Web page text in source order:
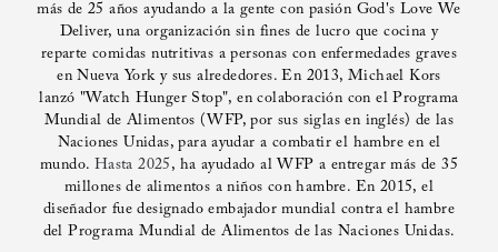
más de 25 años ayudando a la gente con pasión God's Love We
Deliver, una organización sin fines de lucro que cocina y
reparte comidas nutritivas a personas con enfermedades graves
en Nueva York y sus alrededores. En 2013, Michael Kors
lanzó "Watch Hunger Stop", en colaboración con el Programa
Mundial de Alimentos (WFP, por sus siglas en inglés) de las
Naciones Unidas, para ayudar a combatir el hambre en el
mundo. Hasta 2025, ha ayudado al WFP a entregar más de 35
millones de alimentos a niños con hambre. En 2015, el
diseñador fue designado embajador mundial contra el hambre
del Programa Mundial de Alimentos de las Naciones Unidas.